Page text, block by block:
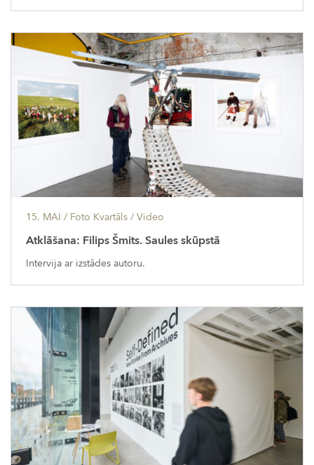
15. MAI / Foto Kvartāls / Video
Atklāšana: Filips Šmits. Saules skūpstā
Intervija ar izstādes autoru.